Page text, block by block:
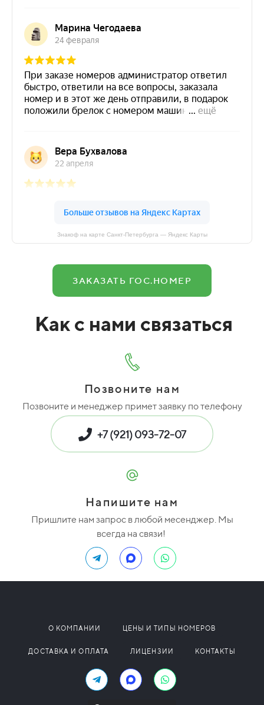
Знакоф на карте Санкт‑Петербурга — Яндекс Карты
ЗАКАЗАТЬ ГОС.НОМЕР
Как с нами связаться
Позвоните нам
Позвоните и менеджер примет заявку по телефону
+7 (921) 093-72-07
Напишите нам
Пришлите нам запрос в любой месенджер. Мы
всегда на связи!
О КОМПАНИИ ЦЕНЫ И ТИПЫ НОМЕРОВ
ДОСТАВКА И ОПЛАТА ЛИЦЕНЗИИ КОНТАКТЫ